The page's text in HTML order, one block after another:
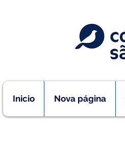
Inicio Nova página